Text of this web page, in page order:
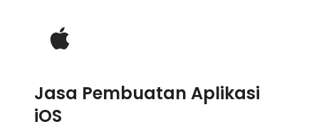
Jasa Pembuatan Aplikasi
iOS​